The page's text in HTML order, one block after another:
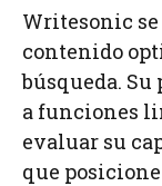
Writesonic se
contenido
búsqueda.
a funciones
evaluar su
que